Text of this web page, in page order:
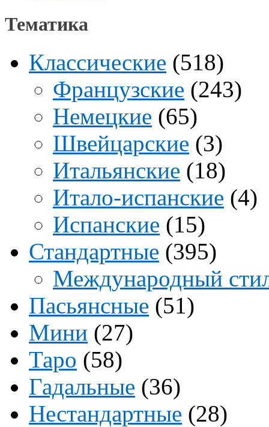
Тематика
Классические (518)
Французские (243)
Немецкие (65)
Швейцарские (3)
Итальянские (18)
Итало-испанские (4)
Испанские (15)
Стандартные (395)
Международный
Пасьянсные (51)
Мини (27)
Таро (58)
Гадальные (36)
Нестандартные (28)